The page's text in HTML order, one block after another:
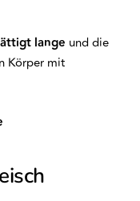
lange und die
Körper mit